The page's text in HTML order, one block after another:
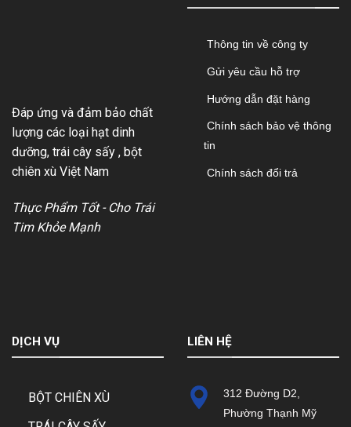
Đáp ứng và đảm bảo chất
lượng các loại hạt dinh
dưỡng, trái cây sấy , bột
chiên xù Việt Nam
Thực Phẩm Tốt - Cho Trái
Tim Khỏe Mạnh
Thông tin về công ty
Gửi yêu cầu hỗ trợ
Hướng dẫn đặt hàng
Chính sách bảo vệ thông
tin
Chính sách đổi trả
DỊCH VỤ
BỘT CHIÊN XÙ
LIÊN HỆ
312 Đường D2,
Phường Thạnh Mỹ